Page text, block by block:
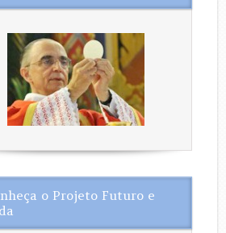
o Projeto Futuro e